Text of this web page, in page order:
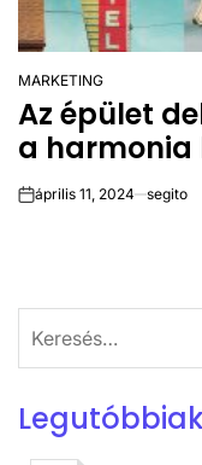
POSTED
IN
MARKETING
Az épület
a harmonia
onáprilis 11, 2024 segito
Legutóbbiak